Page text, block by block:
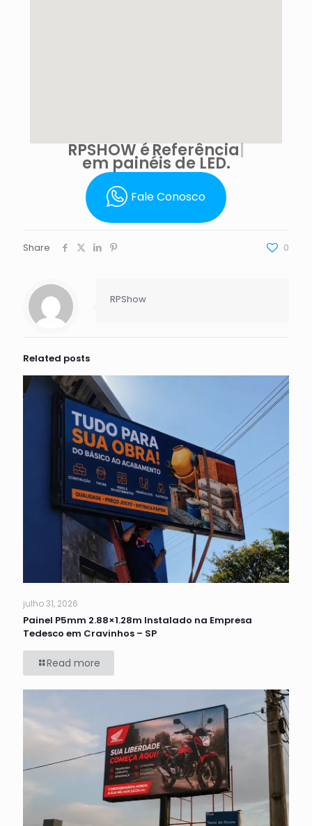
RPSHOW éInovação
em painéis de LED.
Fale Conosco
Share 0
RPShow
Related posts
julho 31, 2026
Painel P5mm 2.88×1.28m Instalado na Empresa
Tedesco em Cravinhos – SP
Read more